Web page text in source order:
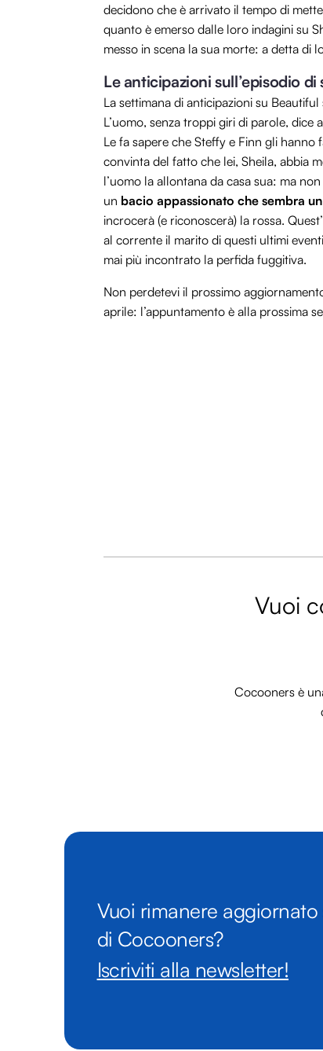
decidono che è arrivato il tempo di
quanto è emerso dalle loro indagini su
messo in scena la sua morte: a detta di
Le anticipazioni sull’episodio
La settimana di anticipazioni su
L’uomo, senza troppi giri di parole, dice
Le fa sapere che Steffy e Finn gli
convinta del fatto che lei, Sheila, abbia
l’uomo la allontana da casa sua: ma
un bacio appassionato che sembra
incrocerà (e riconoscerà) la rossa.
al corrente il marito di questi ultimi
mai più incontrato la perfida fuggitiva.
Non perdetevi il prossimo
aprile: l’appuntamento è alla prossima
Vuoi
Cocooners è
Vuoi rimanere aggiornato
di Cocooners?
Iscriviti alla newsletter!